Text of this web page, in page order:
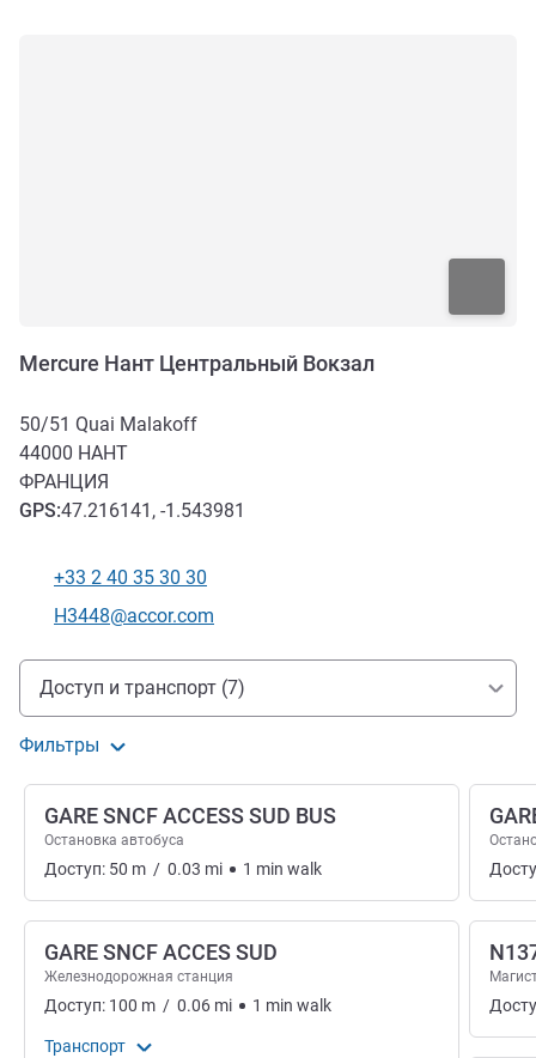
Mercure Нант Центральный Вокзал
50/51 Quai Malakoff
44000 НАНТ
ФРАНЦИЯ
GPS:47.216141, -1.543981
Телефон
+33 2 40 35 30 30
Контактный адрес электронной почты
H3448@accor.com
Доступ и транспорт
Доступ и транспорт (7)
Фильтры
GARE SNCF ACCESS SUD BUS
Остановка автобуса
Доступ: 50 m / 0.03 mi 1 min walk
GARE SNCF ACCES SUD
Железнодорожная станция
Доступ: 100 m / 0.06 mi 1 min walk
Транспорт